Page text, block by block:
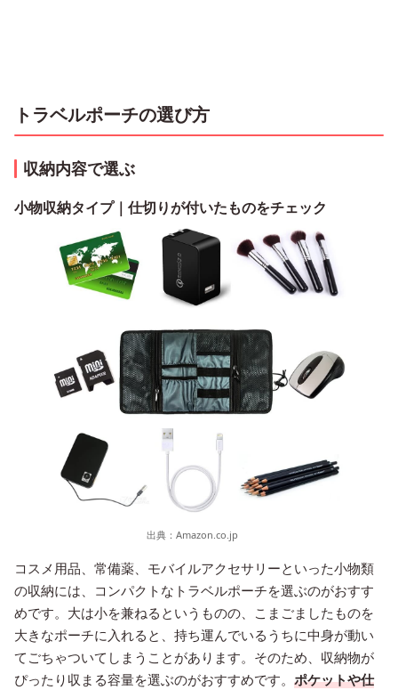
トラベルポーチの選び方
収納内容で選ぶ
小物収納タイプ｜仕切りが付いたものをチェック
出典： Amazon.co.jp
コスメ用品、常備薬、モバイルアクセサリーといった小物類
の収納には、コンパクトなトラベルポーチを選ぶのがおすす
めです。大は小を兼ねるというものの、こまごましたものを
大きなポーチに入れると、持ち運んでいるうちに中身が動い
てごちゃついてしまうことがあります。そのため、収納物が
ぴったり収まる容量を選ぶのがおすすめです。 ポケットや仕